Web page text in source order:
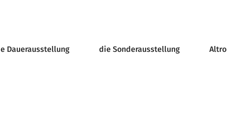
Dauerausstellung die Sonderausstellung Altro